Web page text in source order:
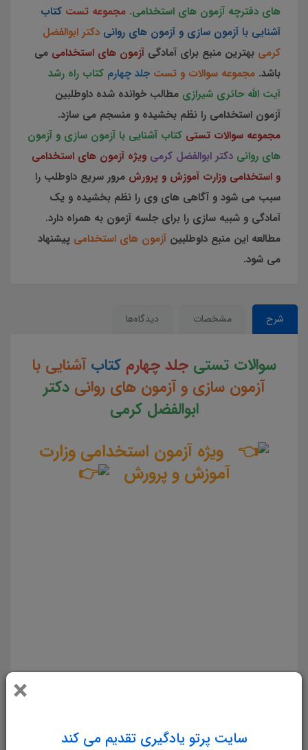
×
سایت پرتو یادگیری تقدیم می کند
های دفترچه آزمون های استخدامی. مجموعه تست کتاب
آشنایی با آزمون سازی و آزمون های روانی دکتر ابوالفضل
کرمی بهترین منبع برای آمادگی آزمون های استخدامی می
باشد. مجموعه سوالات و تستجلد چهارم کتاب راه رشد
آیت الله حائری شیرازی مطالب خوانده شده داوطلبین
آزمون استخدامی را نظم بخشیده و منسجم می سازد.
مجموعه سوالات تستی کتاب آشنایی با آزمون سازی و آزمون
های روانی دکتر ابوالفضل کرمی ویژه آزمون های استخدامی
و استخدامی وزارت آموزش و پرورش مرور سریع داوطلب را
سبب می شود و آگاهی های وی را نظم بخشیده و یک
آمادگی و شبیه سازی را برای جلسه آزمون به همراه دارد.
مطالعه این منبع داوطلبین آزمون های استخدامی پیشنهاد
می شود.
شرح مشخصات دیدگاه‌ها
سوالات تستیجلد چهارمکتابآشنایی با
آزمون سازی و آزمون های روانی دکتر
ابوالفضل کرمی
ویژه آزمون استخدامی وزارت
آموزش و پرورش
آزمون سازی و آزمون های روانی نکات طلایی کتاب آشنایی با آزمون سازی و آزمون های روانی برای آزمون
مجموعه سوالات و تست کتابآشنایی با